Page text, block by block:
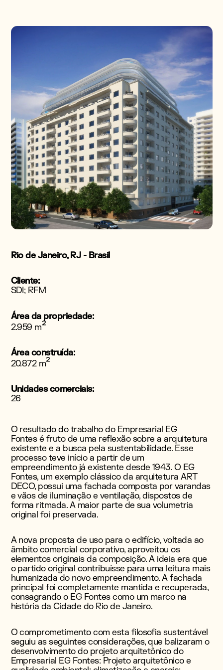
Rio de Janeiro, RJ - Brasil
Cliente:
SDI; RFM
Área da propriedade:
2.959 m²
Área construída:
20.872 m²
Unidades comerciais:
26
O resultado do trabalho do Empresarial EG
Fontes é fruto de uma reflexão sobre a arquitetura
existente e a busca pela sustentabilidade. Esse
processo teve início a partir de um
empreendimento já existente desde 1943. O EG
Fontes, um exemplo clássico da arquitetura ART
DECO, possui uma fachada composta por varandas
e vãos de iluminação e ventilação, dispostos de
forma ritmada. A maior parte de sua volumetria
original foi preservada.
A nova proposta de uso para o edifício, voltada ao
âmbito comercial corporativo, aproveitou os
elementos originais da composição. A ideia era que
o partido original contribuísse para uma leitura mais
humanizada do novo empreendimento. A fachada
principal foi completamente mantida e recuperada,
consagrando o EG Fontes como um marco na
história da Cidade do Rio de Janeiro.
O comprometimento com esta filosofia sustentável
seguiu as seguintes considerações, que balizaram o
desenvolvimento do projeto arquitetônico do
Empresarial EG Fontes: Projeto arquitetônico e